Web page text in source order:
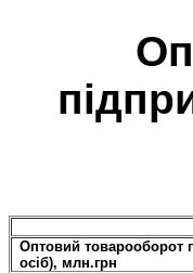
Оптовий товарооборот
осіб), млн.грн